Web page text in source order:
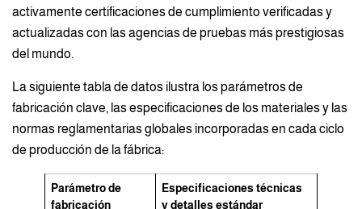
activamente certificaciones de cumplimiento verificadas y
actualizadas con las agencias de pruebas más prestigiosas
del mundo.
La siguiente tabla de datos ilustra los parámetros de
fabricación clave, las especificaciones de los materiales y las
normas reglamentarias globales incorporadas en cada ciclo
de producción de la fábrica:
Parámetro de
fabricación
Especificaciones técnicas
y detalles estándar